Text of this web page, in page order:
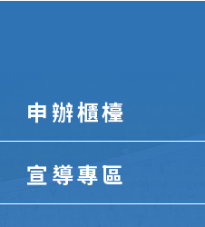
申辦櫃檯
宣導專區